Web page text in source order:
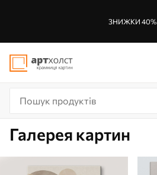
ЗНИЖКИ 40%
Галерея картин